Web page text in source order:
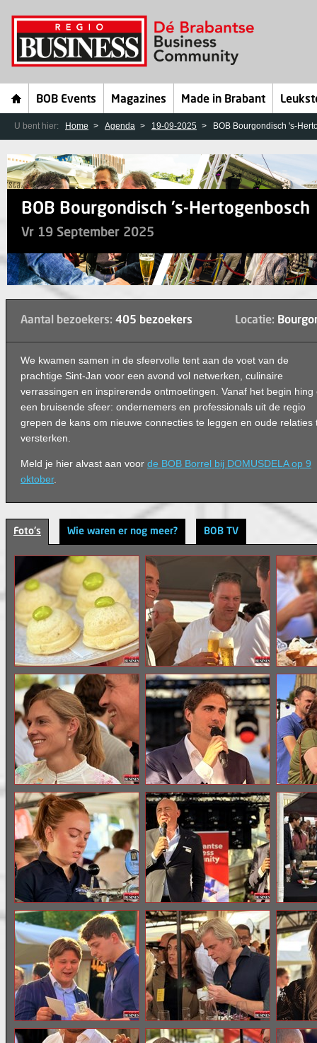
BOB Events Magazines Made in Brabant
U bent hier: Home Agenda 19-09-2025 BOB Bourgondisch 's-
BOB Bourgondisch 's-Hertogenbosch
Vr 19 September 2025
Aantal bezoekers: 405 bezoekers Locatie:
We kwamen samen in de sfeervolle tent aan de voet van de
prachtige Sint-Jan voor een avond vol netwerken, culinaire
verrassingen en inspirerende ontmoetingen. Vanaf het begin hing
een bruisende sfeer: ondernemers en professionals uit de regio
grepen de kans om nieuwe connecties te leggen en oude relaties
versterken.
Meld je hier alvast aan voor de BOB Borrel bij DOMUSDELA op 9
oktober.
Foto's Wie waren er nog meer? BOB TV